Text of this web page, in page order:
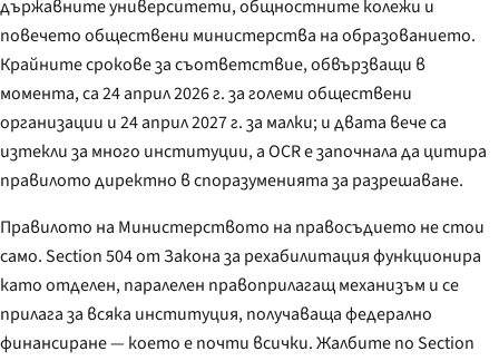
държавните университети, общностните колежи и
повечето обществени министерства на образованието.
Крайните срокове за съответствие, обвързващи в
момента, са 24 април 2026 г. за големи обществени
организации и 24 април 2027 г. за малки; и двата вече са
изтекли за много институции, а OCR е започнала да цитира
правилото директно в споразуменията за разрешаване.
Правилото на Министерството на правосъдието не стои
само. Section 504 от Закона за рехабилитация функционира
като отделен, паралелен правоприлагащ механизъм и се
прилага за всяка институция, получаваща федерално
финансиране — което е почти всички. Жалбите по Section